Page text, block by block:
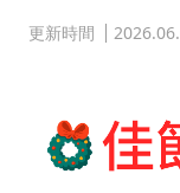
更新時間